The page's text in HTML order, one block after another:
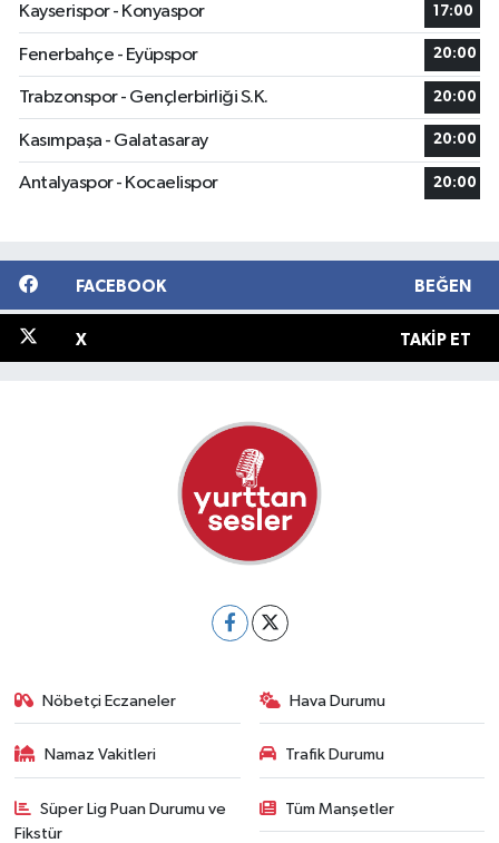
Kayserispor - Konyaspor
17:00
Fenerbahçe - Eyüpspor 20:00
Trabzonspor - Gençlerbirliği S.K. 20:00
Kasımpaşa - Galatasaray 20:00
Antalyaspor - Kocaelispor 20:00
FACEBOOK BEĞEN
X TAKIP ET
Nöbetçi Eczaneler Hava Durumu
Namaz Vakitleri Trafik Durumu
Süper Lig Puan Durumu ve
Fikstür
Tüm Manşetler